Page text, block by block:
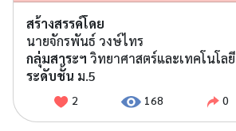
สร้างสรรค์โดย
นายจักรพันธ์ วงษ์ไทร
กลุ่มสาระฯ วิทยาศาสตร์และเทคโนโลยี
ระดับชั้น ม.5
2 168 0